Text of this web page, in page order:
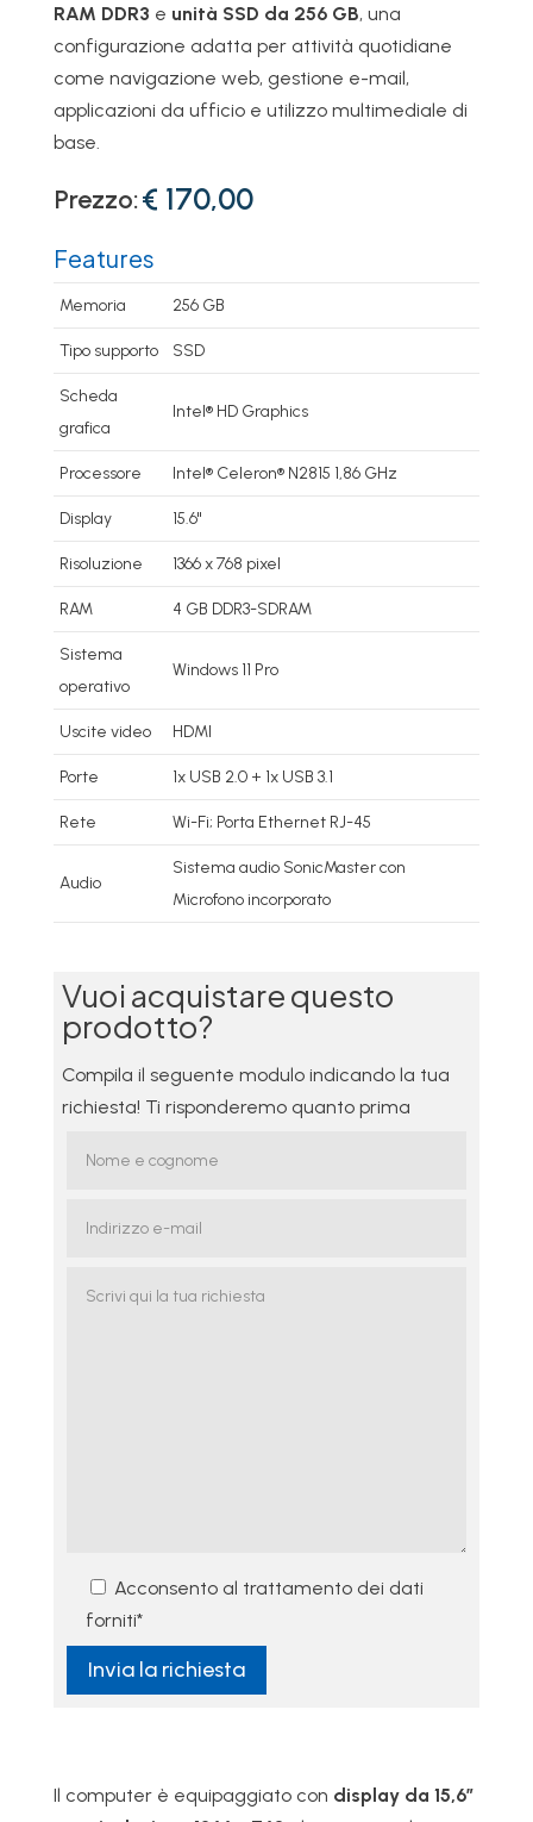
RAM DDR3 e unità SSD da 256 GB, una
configurazione adatta per attività quotidiane
come navigazione web, gestione e-mail,
applicazioni da ufficio e utilizzo multimediale di
base.
Prezzo:€ 170,00
Features
Memoria 256 GB
Tipo supporto SSD
Scheda
grafica
Intel® HD Graphics
Processore Intel® Celeron® N2815 1,86 GHz
Display 15.6"
Risoluzione 1366 x 768 pixel
RAM 4 GB DDR3-SDRAM
Sistema
operativo
Windows 11 Pro
Uscite video HDMI
Porte 1x USB 2.0 + 1x USB 3.1
Rete Wi-Fi; Porta Ethernet RJ-45
Audio
Sistema audio SonicMaster con
Microfono incorporato
Vuoi acquistare questo
prodotto?
Compila il seguente modulo indicando la tua
richiesta! Ti risponderemo quanto prima
Acconsento al trattamento dei dati
forniti*
Invia la richiesta
Il computer è equipaggiato con display da 15,6″